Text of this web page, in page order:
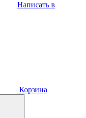
Написать в
Корзина